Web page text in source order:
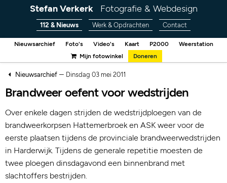
Stefan Verkerk Fotografie & Webdesign
112 & Nieuws Werk & Opdrachten Contact
Nieuwsarchief Foto's Video's Kaart P2000
Weerstation
Mijn fotowinkel
Doneren
Nieuwsarchief– Dinsdag 03 mei 2011
Brandweer oefent voor wedstrijden
Over enkele dagen strijden de wedstrijdploegen van de
brandweerkorpsen Hattemerbroek en ASK weer voor de
eerste plaatsen tijdens de provinciale brandweerwedstrijden
in Harderwijk. Tijdens de generale repetitie moesten de
twee ploegen dinsdagavond een binnenbrand met
slachtoffers bestrijden.